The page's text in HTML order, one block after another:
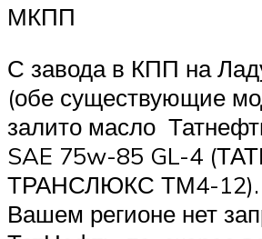
МКПП
С завода в КПП на
(обе существующие
залито масло
SAE 75w-85 GL-4
ТРАНСЛЮКС ТМ4-12).
Вашем регионе нет